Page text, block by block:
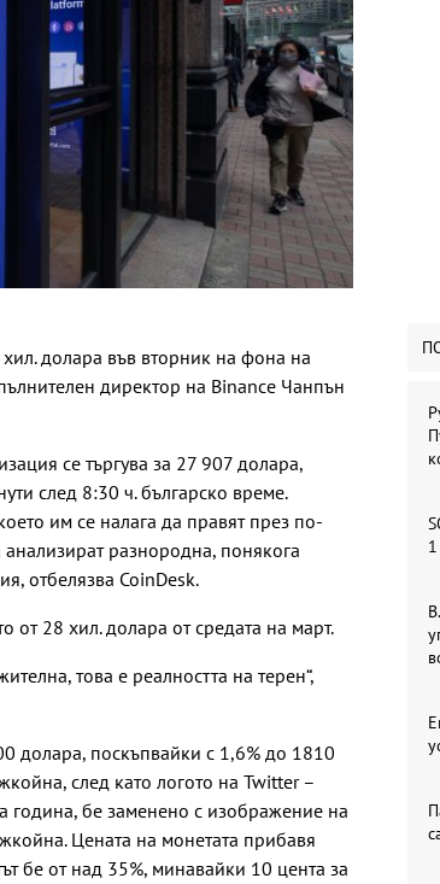
долара във вторник на фона на
директор на Binance Чанпън
се търгува за 27 907 долара,
след 8:30 ч. българско време.
им се налага да правят през по-
разнородна, понякога
отбелязва CoinDesk.
28 хил. долара от средата на март.
това е реалността на терен“,
долара, поскъпвайки с 1,6% до 1810
след като логото на Twitter –
бе заменено с изображение на
Цената на монетата прибавя
бе от над 35%, минавайки 10 цента за